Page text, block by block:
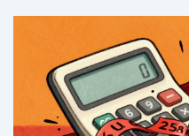
"Earn" e, soprattutto, non
87.000 dollari solo nel
drainer", progettati per
appena confermi una